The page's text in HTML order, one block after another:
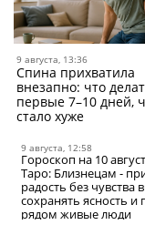
9 августа, 13:36
Спина прихватила
внезапно: что
первые 7–10 дней,
стало хуже
9 августа, 12:58
Гороскоп на 10
Таро: Близнецам -
радость без чувства
сохранять ясность и
рядом живые люди